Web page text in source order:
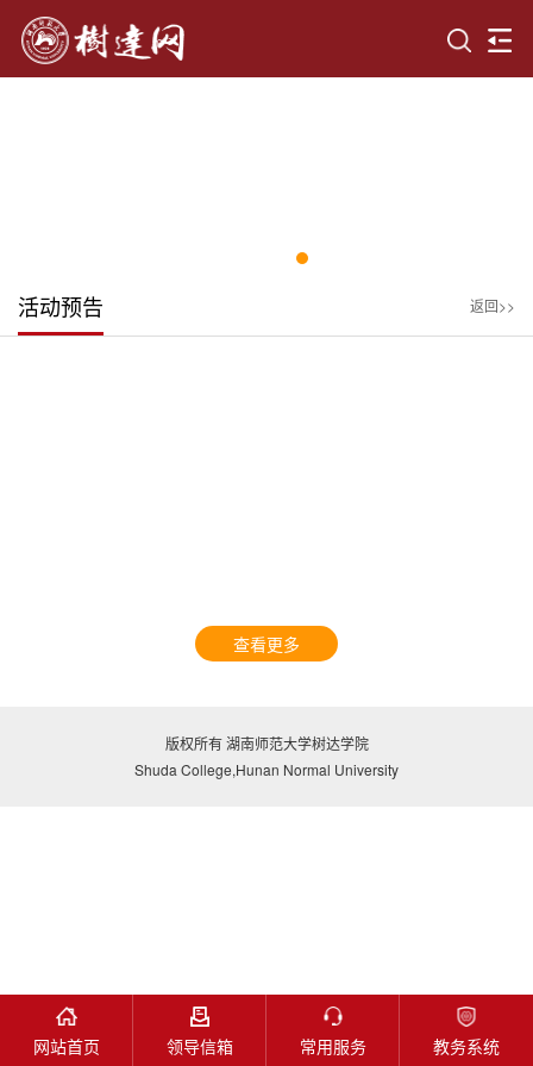
活动预告 返回>>
查看更多
版权所有 湖南师范大学树达学院
Shuda College,Hunan Normal University
网站首页 领导信箱 常用服务 教务系统